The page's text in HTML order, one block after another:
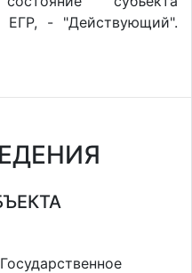
ЕГР, - "Действующий".
Государственное